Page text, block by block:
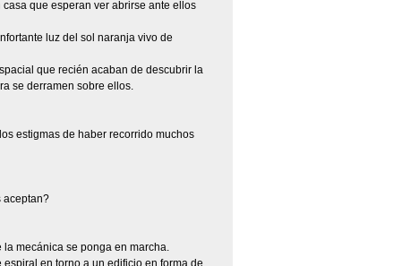
que esperan ver abrirse ante ellos
luz del sol naranja vivo de
que recién acaban de descubrir la
se derramen sobre ellos.
estigmas de haber recorrido muchos
aceptan?
mecánica se ponga en marcha.
en torno a un edificio en forma de